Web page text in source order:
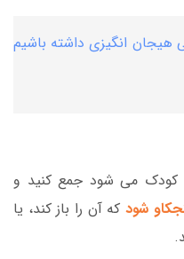
هیجان انگیزی داشته باشیم
کودک می شود جمع کنید و
شود که آن را باز کند، یا